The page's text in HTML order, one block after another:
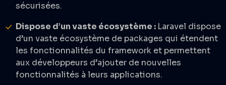
sécurisées.
Dispose d’un vaste écosystème : Laravel dispose
d’un vaste écosystème de packages qui étendent
les fonctionnalités du framework et permettent
aux développeurs d’ajouter de nouvelles
fonctionnalités à leurs applications.